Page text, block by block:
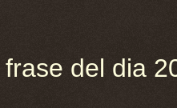
del dia